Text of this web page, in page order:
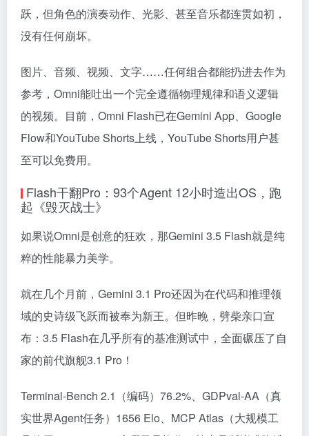
跃，但角色的演奏动作、光影、甚至音乐都连贯如初，
没有任何崩坏。
图片、音频、视频、文字……任何组合都能扔进去作为
参考，Omni能吐出一个完全遵循物理规律和语义逻辑
的视频。目前，Omni Flash已在Gemini App、Google
Flow和YouTube Shorts上线，YouTube Shorts用户甚
至可以免费用。
Flash干翻Pro：93个Agent 12小时造出OS，跑
起《毁灭战士》
如果说Omni是创意的狂欢，那Gemini 3.5 Flash就是纯
粹的性能暴力美学。
就在几个月前，Gemini 3.1 Pro还因为在代码和推理领
域的史诗级飞跃而被奉为新王。但昨晚，劈柴亲口宣
布：3.5 Flash在几乎所有的基准测试中，全面碾压了自
家的前代旗舰3.1 Pro！
Terminal-Bench 2.1（编码）76.2%、GDPval-AA（真
实世界Agent任务）1656 Elo、MCP Atlas（大规模工